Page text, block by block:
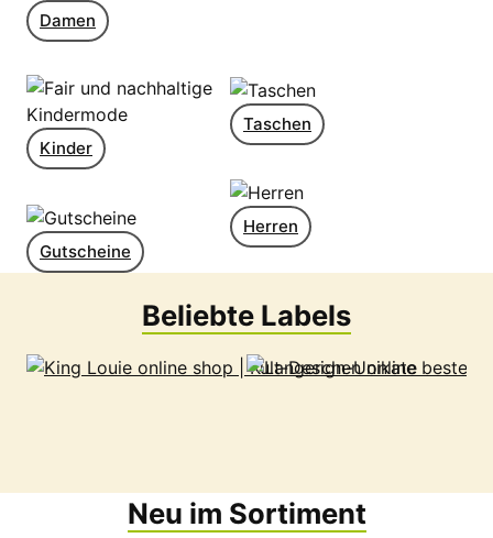
Damen
Kinder
Gutscheine
Taschen
Herren
Beliebte Labels
Neu im Sortiment